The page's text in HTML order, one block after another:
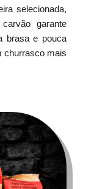
selecionada,
garante
brasa e pouca
churrasco mais